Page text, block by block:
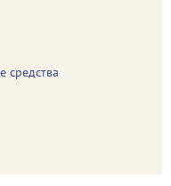
средства